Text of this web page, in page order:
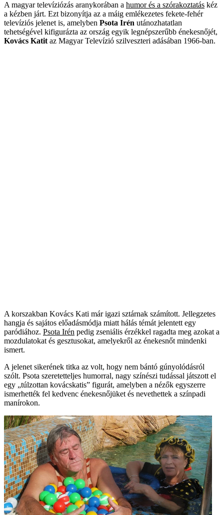
A magyar televíziózás aranykorában a humor és a szórakoztatás kéz
a kézben járt. Ezt bizonyítja az a máig emlékezetes fekete-fehér
televíziós jelenet is, amelyben Psota Irén utánozhatatlan
tehetségével kifigurázta az ország egyik legnépszerűbb énekesnőjét,
Kovács Katit az Magyar Televízió szilveszteri adásában 1966-ban.
A korszakban Kovács Kati már igazi sztárnak számított. Jellegzetes
hangja és sajátos előadásmódja miatt hálás témát jelentett egy
paródiához. Psota Irén pedig zseniális érzékkel ragadta meg azokat a
mozdulatokat és gesztusokat, amelyekről az énekesnőt mindenki
ismert.
A jelenet sikerének titka az volt, hogy nem bántó gúnyolódásról
szólt. Psota szeretetteljes humorral, nagy színészi tudással játszott el
egy „túlzottan kovácskatis” figurát, amelyben a nézők egyszerre
ismerhették fel kedvenc énekesnőjüket és nevethettek a színpadi
manírokon.